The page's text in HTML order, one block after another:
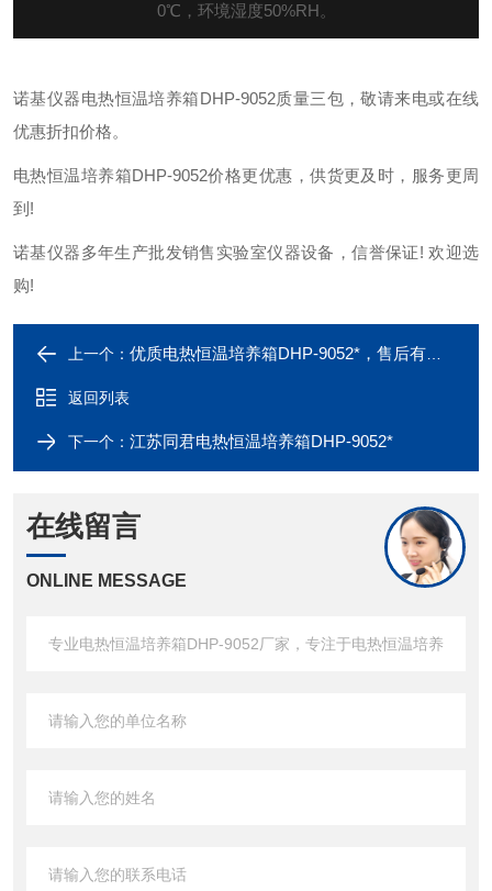
0℃ ，环境湿度50%RH。
诺基仪器电热恒温培养箱DHP-9052质量三包，敬请来电或在线
优惠折扣价格。
电热恒温培养箱DHP-9052价格更优惠，供货更及时，服务更周
到!
诺基仪器多年生产批发销售实验室仪器设备，信誉保证! 欢迎选
购!
上一个： 优质电热恒温培养箱DHP-9052*，售后有保障
返回列表
下一个： 江苏同君电热恒温培养箱DHP-9052*
在线留言
ONLINE MESSAGE